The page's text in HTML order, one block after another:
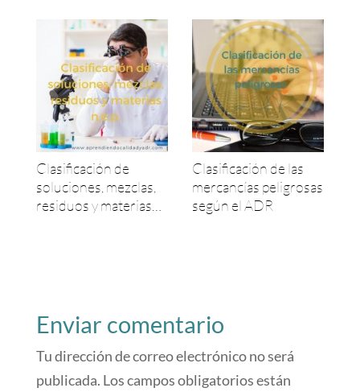
Clasificación de
soluciones, mezclas,
residuos y materias
Clasificación de las
mercancías peligrosas
según el ADR
Enviar comentario
Tu dirección de correo electrónico no será
publicada. Los campos obligatorios están